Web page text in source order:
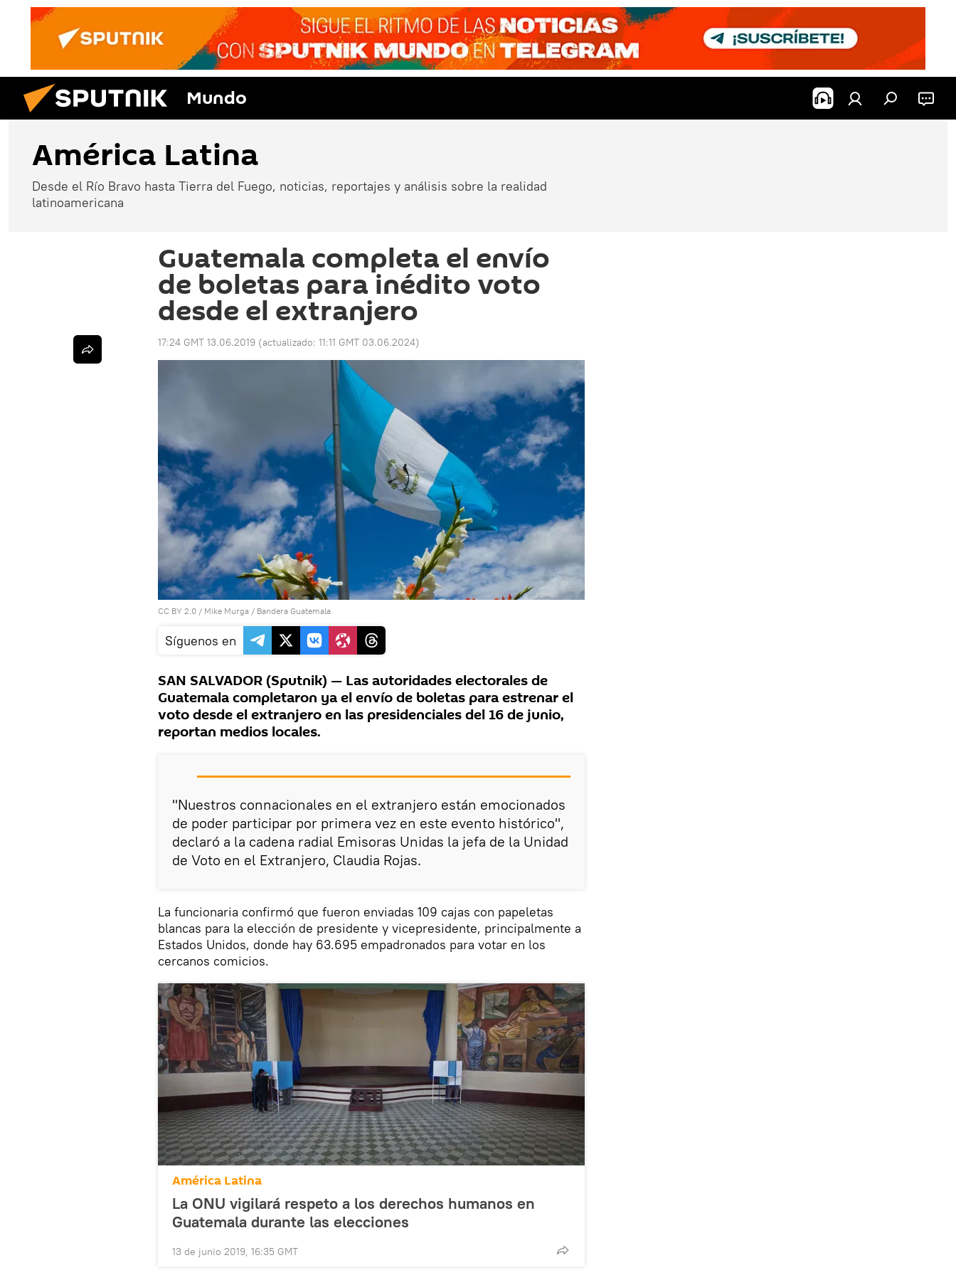
Mundo
América Latina
Desde el Río Bravo hasta Tierra del Fuego, noticias, reportajes y análisis sobre la realidad
latinoamericana
Guatemala completa el envío
de boletas para inédito voto
desde el extranjero
17:24 GMT 13.06.2019 (actualizado: 11:11 GMT 03.06.2024)
CC BY 2.0 / Mike Murga / Bandera Guatemala
Síguenos en
SAN SALVADOR (Sputnik) — Las autoridades electorales de
Guatemala completaron ya el envío de boletas para estrenar el
voto desde el extranjero en las presidenciales del 16 de junio,
reportan medios locales.
"Nuestros connacionales en el extranjero están emocionados
de poder participar por primera vez en este evento histórico",
declaró a la cadena radial Emisoras Unidas la jefa de la Unidad
de Voto en el Extranjero, Claudia Rojas.
La funcionaria confirmó que fueron enviadas 109 cajas con papeletas
blancas para la elección de presidente y vicepresidente, principalmente a
Estados Unidos, donde hay 63.695 empadronados para votar en los
cercanos comicios.
América Latina
La ONU vigilará respeto a los derechos humanos en
Guatemala durante las elecciones
13 de junio 2019, 16:35 GMT